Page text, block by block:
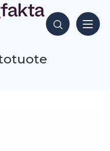
Hae sisältöjä